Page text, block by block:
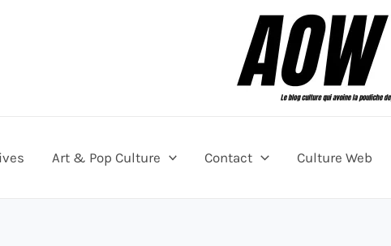
Art & Pop Culture Contact Culture Web